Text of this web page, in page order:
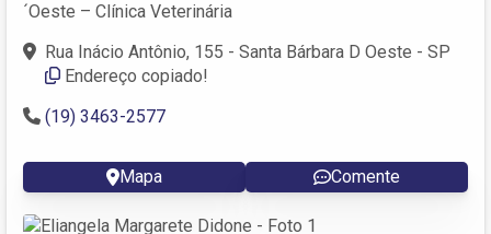
´Oeste – Clínica Veterinária
Rua Inácio Antônio, 155 - Santa Bárbara D Oeste - SP
Endereço copiado!
(19) 3463-2577
Mapa Comente